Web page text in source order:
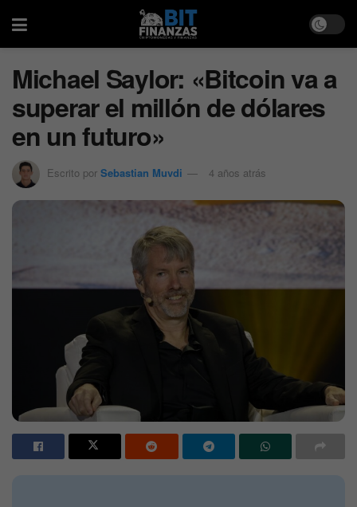
Michael Saylor: «Bitcoin va a
superar el millón de dólares
en un futuro»
Escrito por Sebastian Muvdi 4 años atrás